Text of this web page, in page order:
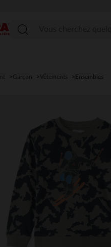
Garçon Vêtements Ensembles